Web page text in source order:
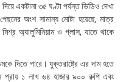
একটানা ৩৫ ঘণ্টা পর্যন্ত ভিডিও দেখা
অংশ সামান্য মোটা হয়েছে, মাত্র
অ্যালুমিনিয়াম ও গ্লাস, যাতে থাকে
দিতে পারে। যুক্তরাষ্ট্রে এর দাম হতে
প্রায় ১ লাখ ৬৪ হাজার ৯০০ রুপি এবং